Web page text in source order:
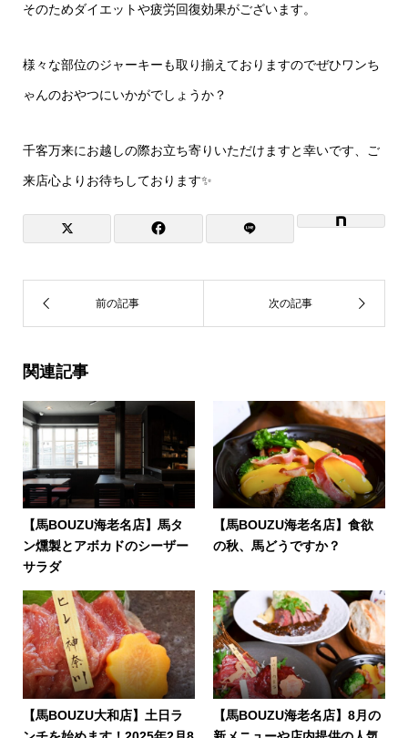
そのためダイエットや疲労回復効果がございます。
様々な部位のジャーキーも取り揃えておりますのでぜひワンち
ゃんのおやつにいかがでしょうか？
千客万来にお越しの際お立ち寄りいただけますと幸いです、ご
来店心よりお待ちしております✨
関連記事
【馬BOUZU海老名店】馬タ
ン燻製とアボカドのシーザー
サラダ
【馬BOUZU海老名店】食欲
の秋、馬どうですか？
【馬BOUZU大和店】土日ラ
【馬BOUZU海老名店】8月の